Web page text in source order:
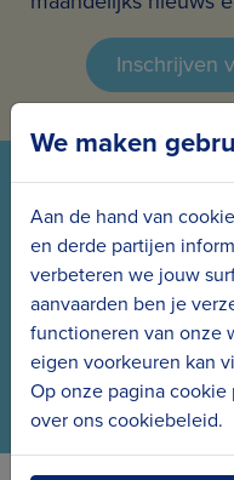
Inschrijven
VOLG ONS
Wees meteen op de
en de
We maken
Aan de hand van
en derde partijen
verbeteren we jouw
aanvaarden ben je
functioneren van onze
eigen voorkeuren kan
Op onze pagina
over ons cookiebeleid.